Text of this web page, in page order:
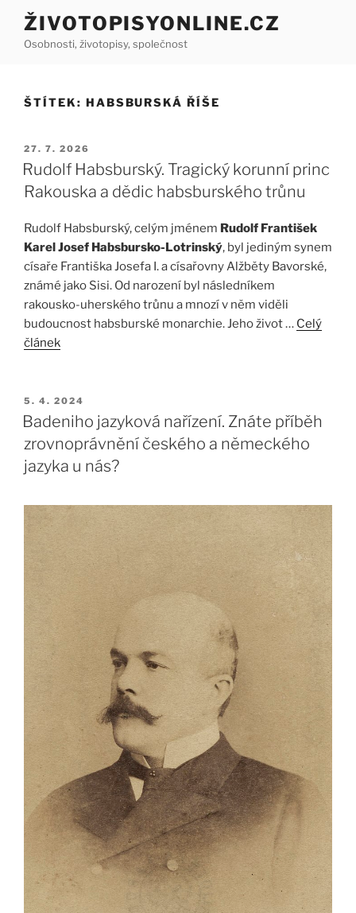
Přejít
obsahu
ŽIVOTOPISYONLINE.CZ
Osobnosti, životopisy, společnost
ŠTÍTEK: HABSBURSKÁ ŘÍŠE
PUBLIKOVÁNO
27. 7. 2026
Rudolf Habsburský. Tragický korunní princ
Rakouska a dědic habsburského trůnu
Rudolf Habsburský, celým jménem Rudolf František
Karel Josef Habsbursko-Lotrinský, byl jediným synem
císaře Františka Josefa I. a císařovny Alžběty Bavorské,
známé jako Sisi. Od narození byl následníkem
rakousko-uherského trůnu a mnozí v něm viděli
budoucnost habsburské monarchie. Jeho život … Celý
článek
PUBLIKOVÁNO
5. 4. 2024
Badeniho jazyková nařízení. Znáte příběh
zrovnoprávnění českého a německého
jazyka u nás?